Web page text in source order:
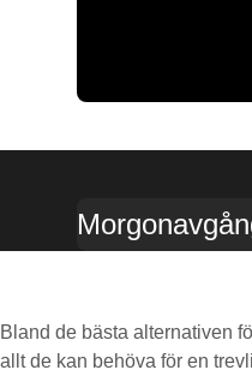
Bland de bästa alternativen
allt de kan behöva för en